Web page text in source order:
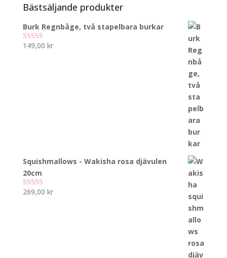
Bästsäljande produkter
Burk Regnbåge, två stapelbara burkar
Betygsatt
149,00 kr
Squishmallows - Wakisha rosa djävulen
20cm
Betygsatt
269,00 kr